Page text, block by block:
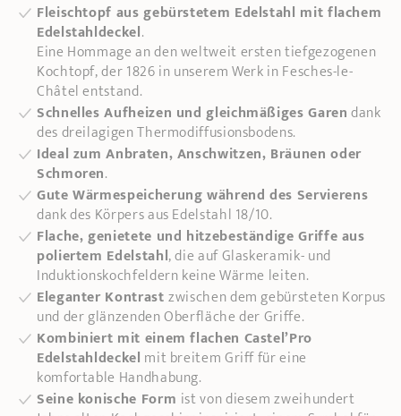
Fleischtopf aus gebürstetem Edelstahl mit flachem
Edelstahldeckel.
Eine Hommage an den weltweit ersten tiefgezogenen
Kochtopf, der 1826 in unserem Werk in Fesches-le-
Châtel entstand.
Schnelles Aufheizen und gleichmäßiges Garendank
des dreilagigen Thermodiffusionsbodens.
Ideal zum Anbraten, Anschwitzen, Bräunen oder
Schmoren.
Gute Wärmespeicherung während des Servierens
dank des Körpers aus Edelstahl 18/10.
Flache, genietete und hitzebeständige Griffe aus
poliertem Edelstahl, die auf Glaskeramik- und
Induktionskochfeldern keine Wärme leiten.
Eleganter Kontrastzwischen dem gebürsteten Korpus
und der glänzenden Oberfläche der Griffe.
Kombiniert mit einem flachen Castel’Pro
Edelstahldeckel mit breitem Griff für eine
komfortable Handhabung.
Seine konische Form ist von diesem zweihundert